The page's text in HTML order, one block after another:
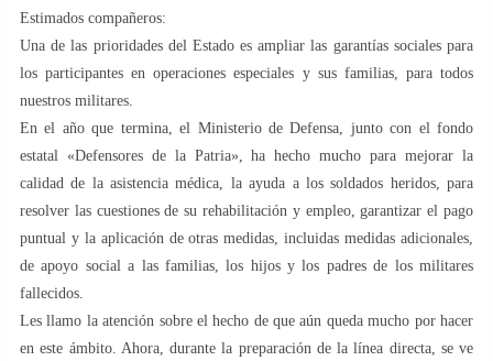
Estimados compañeros:
Una de las prioridades del Estado es ampliar las garantías sociales para
los participantes en operaciones especiales y sus familias, para todos
nuestros militares.
En el año que termina, el Ministerio de Defensa, junto con el fondo
estatal «Defensores de la Patria», ha hecho mucho para mejorar la
calidad de la asistencia médica, la ayuda a los soldados heridos, para
resolver las cuestiones de su rehabilitación y empleo, garantizar el pago
puntual y la aplicación de otras medidas, incluidas medidas adicionales,
de apoyo social a las familias, los hijos y los padres de los militares
fallecidos.
Les llamo la atención sobre el hecho de que aún queda mucho por hacer
en este ámbito. Ahora, durante la preparación de la línea directa, se ve